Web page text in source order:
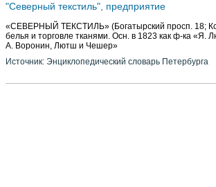
"Северный текстиль", предприятие
«СЕВЕРНЫЙ ТЕКСТИЛЬ» (Богатырский просп. 18;
белья и торговле тканями. Осн. в 1823 как ф-ка «Я.
А. Воронин, Лютш и Чешер»
Источник: Энциклопедический словарь Петербурга